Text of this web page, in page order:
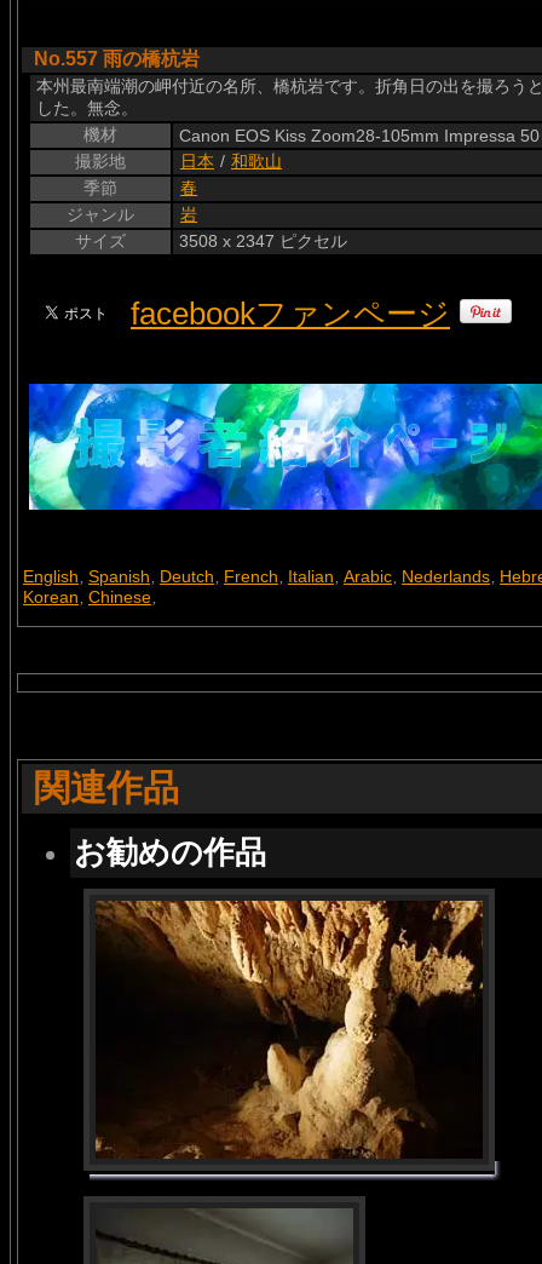
No.557 雨の橋杭岩
本州最南端潮の岬付近の名所、橋杭岩です。折角日の出を撮ろう
した。無念。
機材
Canon EOS Kiss Zoom28-105mm Impressa 50
撮影地
日本 / 和歌山
季節
春
ジャンル
岩
サイズ
3508 x 2347 ピクセル
facebookファンページ
English, Spanish, Deutch, French, Italian, Arabic, Nederlands,
Korean, Chinese,
関連作品
お勧めの作品